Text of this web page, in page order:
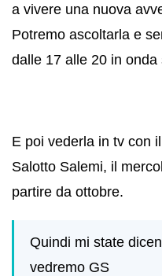
a vivere una nuova
Potremo ascoltarla e
dalle 17 alle 20 in onda
E poi vederla in tv con
Salotto Salemi, il
partire da ottobre.
Quindi mi state
vedremo GS